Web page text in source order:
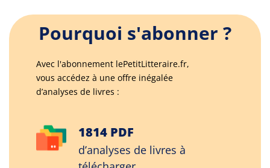
Pourquoi s'abonner ?
Avec l'abonnement lePetitLitteraire.fr,
vous accédez à une offre inégalée
d’analyses de livres :
1814 PDF
d’analyses de livres à